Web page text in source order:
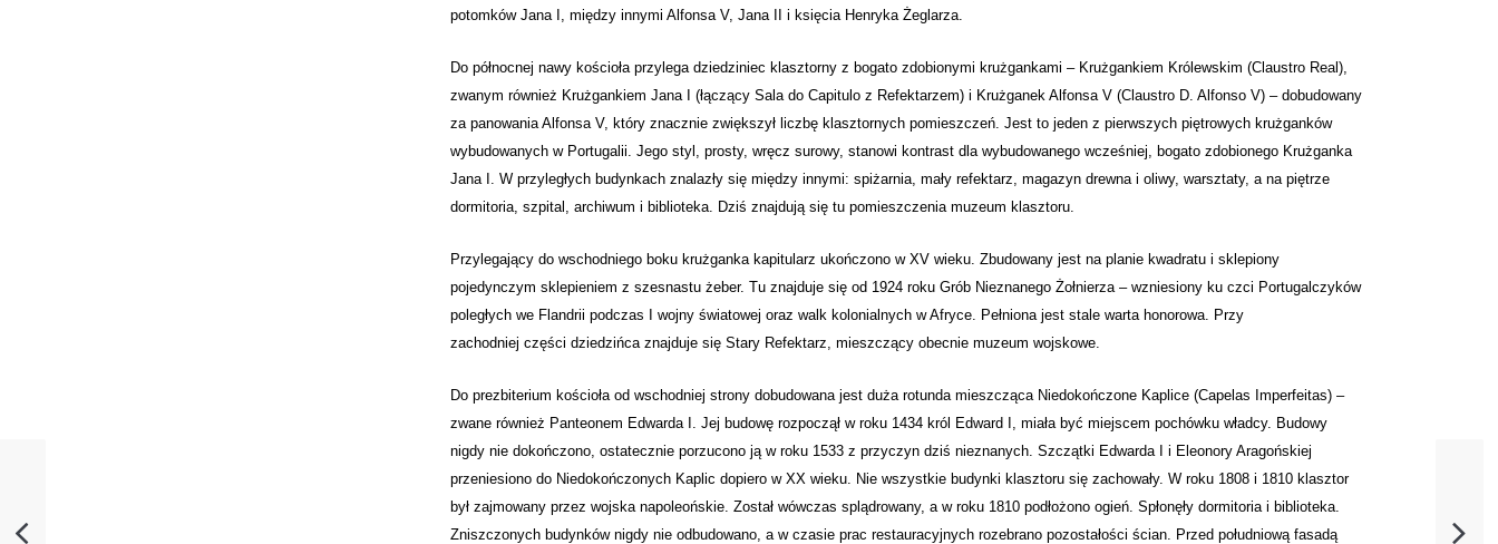
potomków Jana I, między innymi Alfonsa V, Jana II i księcia Henryka Żeglarza.
Do północnej nawy kościoła przylega dziedziniec klasztorny z bogato zdobionymi krużgankami – Krużgankiem Królewskim (Claustro Real),
zwanym również Krużgankiem Jana I (łączący Sala do Capitulo z Refektarzem) i Krużganek Alfonsa V (Claustro D. Alfonso V) – dobudowany
za panowania Alfonsa V, który znacznie zwiększył liczbę klasztornych pomieszczeń. Jest to jeden z pierwszych piętrowych krużganków
wybudowanych w Portugalii. Jego styl, prosty, wręcz surowy, stanowi kontrast dla wybudowanego wcześniej, bogato zdobionego Krużganka
Jana I. W przyległych budynkach znalazły się między innymi: spiżarnia, mały refektarz, magazyn drewna i oliwy, warsztaty, a na piętrze
dormitoria, szpital, archiwum i biblioteka. Dziś znajdują się tu pomieszczenia muzeum klasztoru.
Przylegający do wschodniego boku krużganka kapitularz ukończono w XV wieku. Zbudowany jest na planie kwadratu i sklepiony
pojedynczym sklepieniem z szesnastu żeber. Tu znajduje się od 1924 roku Grób Nieznanego Żołnierza – wzniesiony ku czci Portugalczyków
poległych we Flandrii podczas I wojny światowej oraz walk kolonialnych w Afryce. Pełniona jest stale warta honorowa. Przy
zachodniej części dziedzińca znajduje się Stary Refektarz, mieszczący obecnie muzeum wojskowe.
Do prezbiterium kościoła od wschodniej strony dobudowana jest duża rotunda mieszcząca Niedokończone Kaplice (Capelas Imperfeitas) –
zwane również Panteonem Edwarda I. Jej budowę rozpoczął w roku 1434 król Edward I, miała być miejscem pochówku władcy. Budowy
nigdy nie dokończono, ostatecznie porzucono ją w roku 1533 z przyczyn dziś nieznanych. Szczątki Edwarda I i Eleonory Aragońskiej
przeniesiono do Niedokończonych Kaplic dopiero w XX wieku. Nie wszystkie budynki klasztoru się zachowały. W roku 1808 i 1810 klasztor
był zajmowany przez wojska napoleońskie. Został wówczas splądrowany, a w roku 1810 podłożono ogień. Spłonęły dormitoria i biblioteka.
Zniszczonych budynków nigdy nie odbudowano, a w czasie prac restauracyjnych rozebrano pozostałości ścian. Przed południową fasadą